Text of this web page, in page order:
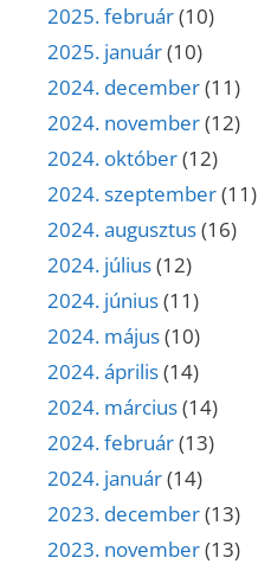
2025. február(10)
2025. január(10)
2024. december(11)
2024. november(12)
2024. október(12)
2024. szeptember(11)
2024. augusztus(16)
2024. július(12)
2024. június(11)
2024. május(10)
2024. április(14)
2024. március(14)
2024. február(13)
2024. január(14)
2023. december(13)
2023. november(13)